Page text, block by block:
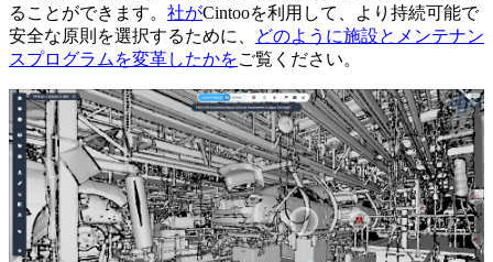
ることができます。 社がCintooを利用して、より持続可能で
安全な原則を選択するために、
どのように施設とメンテナン
スプログラムを変革したかをご覧ください。